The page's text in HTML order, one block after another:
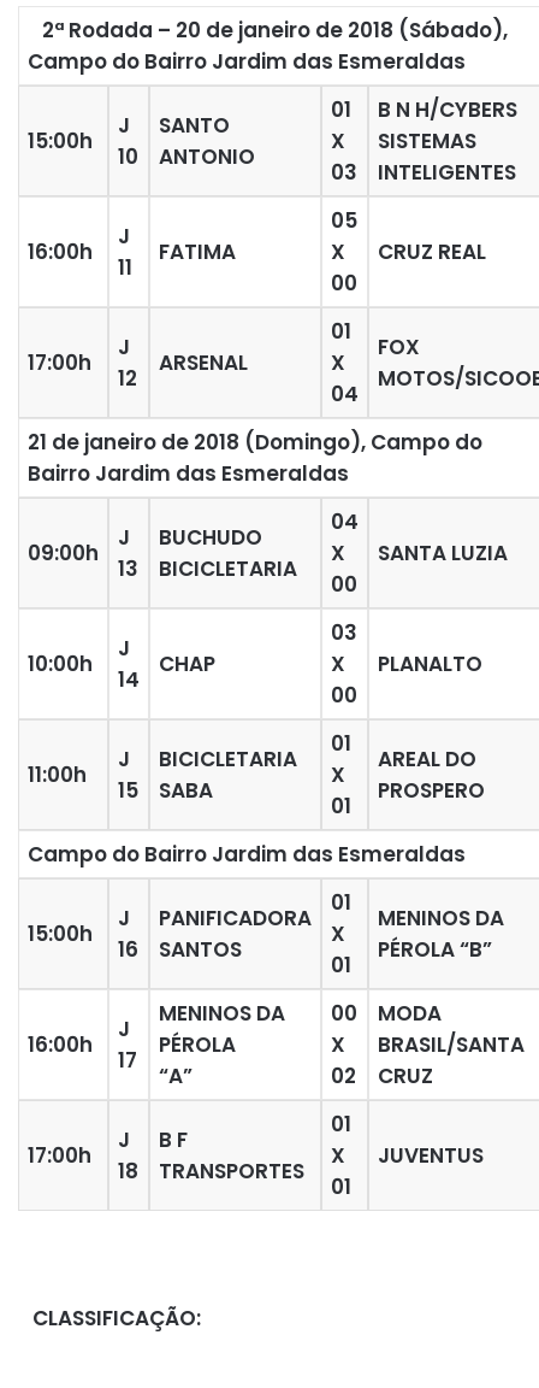
2ª Rodada – 20 de janeiro de 2018 (Sábado),
Campo do Bairro Jardim das Esmeraldas
15:00h
J
10
SANTO
ANTONIO
01
X
03
B N H/CYBERS
SISTEMAS
INTELIGENTES
16:00h
J
11
FATIMA
05
X
00
CRUZ REAL
17:00h
J
12
ARSENAL
01
X
04
FOX
MOTOS/
21 de janeiro de 2018 (Domingo), Campo do
Bairro Jardim das Esmeraldas
09:00h
J
13
BUCHUDO
BICICLETARIA
04
X
00
SANTA LUZIA
10:00h
J
14
CHAP
03
X
00
PLANALTO
11:00h
J
15
BICICLETARIA
SABA
01
X
01
AREAL DO
PROSPERO
Campo do Bairro Jardim das Esmeraldas
15:00h
J
16
PANIFICADORA
SANTOS
01
X
01
MENINOS DA
PÉROLA “B”
16:00h
J
17
MENINOS DA
PÉROLA
“A”
00
X
02
MODA
BRASIL/SANTA
CRUZ
17:00h
J
18
B F
TRANSPORTES
01
X
01
JUVENTUS
CLASSIFICAÇÃO: